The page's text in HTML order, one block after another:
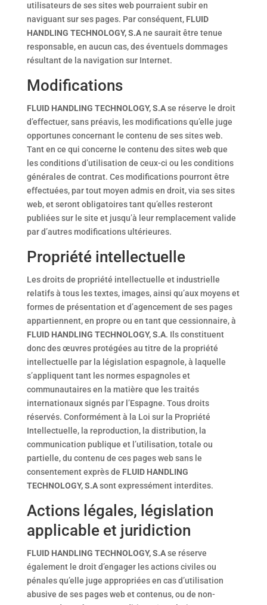
utilisateurs de ses sites web pourraient subir en
naviguant sur ses pages. Par conséquent, FLUID
HANDLING TECHNOLOGY, S.Ane saurait être tenue
responsable, en aucun cas, des éventuels dommages
résultant de la navigation sur Internet.
Modifications
FLUID HANDLING TECHNOLOGY, S.Ase réserve le droit
d’effectuer, sans préavis, les modifications qu’elle juge
opportunes concernant le contenu de ses sites web.
Tant en ce qui concerne le contenu des sites web que
les conditions d’utilisation de ceux-ci ou les conditions
générales de contrat. Ces modifications pourront être
effectuées, par tout moyen admis en droit, via ses sites
web, et seront obligatoires tant qu’elles resteront
publiées sur le site et jusqu’à leur remplacement valide
par d’autres modifications ultérieures.
Propriété intellectuelle
Les droits de propriété intellectuelle et industrielle
relatifs à tous les textes, images, ainsi qu’aux moyens et
formes de présentation et d’agencement de ses pages
appartiennent, en propre ou en tant que cessionnaire, à
FLUID HANDLING TECHNOLOGY, S.A. Ils constituent
donc des œuvres protégées au titre de la propriété
intellectuelle par la législation espagnole, à laquelle
s’appliquent tant les normes espagnoles et
communautaires en la matière que les traités
internationaux signés par l’Espagne. Tous droits
réservés. Conformément à la Loi sur la Propriété
Intellectuelle, la reproduction, la distribution, la
communication publique et l’utilisation, totale ou
partielle, du contenu de ces pages web sans le
consentement exprès de FLUID HANDLING
TECHNOLOGY, S.Asont expressément interdites.
Actions légales, législation
applicable et juridiction
FLUID HANDLING TECHNOLOGY, S.Ase réserve
également le droit d’engager les actions civiles ou
pénales qu’elle juge appropriées en cas d’utilisation
abusive de ses pages web et contenus, ou de non-